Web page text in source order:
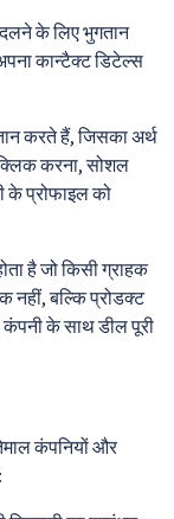
के लिए भुगतान
कान्टैक्ट डिटेल्स
करते हैं, जिसका अर्थ
करना, सोशल
के प्रोफाइल को
है जो किसी ग्राहक
नहीं, बल्कि प्रोडक्ट
के साथ डील पूरी
कंपनियों और